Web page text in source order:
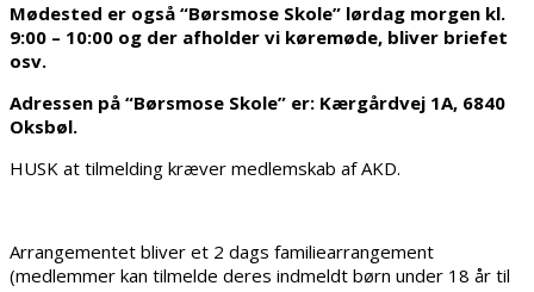
Mødested er også “Børsmose Skole” lørdag morgen kl.
9:00 – 10:00 og der afholder vi køremøde, bliver briefet
osv.
Adressen på “Børsmose Skole” er: Kærgårdvej 1A, 6840
Oksbøl.
HUSK at tilmelding kræver medlemskab af AKD.
Arrangementet bliver et 2 dags familiearrangement
(medlemmer kan tilmelde deres indmeldt børn under 18 år til